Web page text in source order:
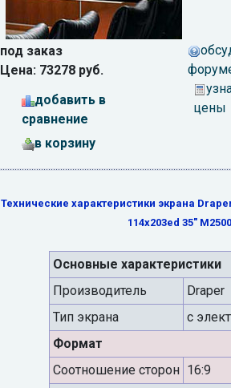
под заказ
Цена: 73278 руб.
добавить в
сравнение
в корзину
цены
Технические характеристики экрана
114x203ed 35" M2500
Основные характеристики
Производитель
Draper
Тип экрана
с
Формат
Cоотношение сторон 16:9